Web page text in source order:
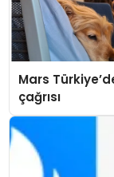
Mars
çağrısı